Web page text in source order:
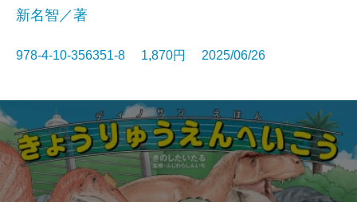
新名智／著
978-4-10-356351-8 1,870円 2025/06/26